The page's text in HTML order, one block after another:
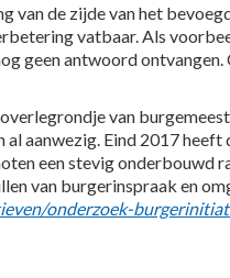
de zijde van het
vatbaar. Als
geen antwoord ontvangen.
van
aanwezig. Eind 2017 heeft
een stevig onderbouwd
van burgerinspraak en
onderzoek-